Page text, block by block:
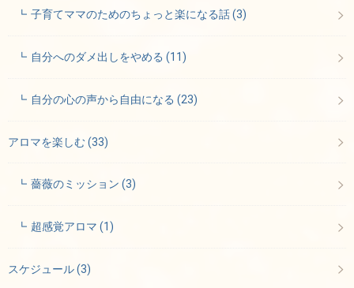
子育てママのためのちょっと楽になる話(3)
自分へのダメ出しをやめる(11)
自分の心の声から自由になる(23)
アロマを楽しむ(33)
薔薇のミッション(3)
超感覚アロマ(1)
スケジュール(3)